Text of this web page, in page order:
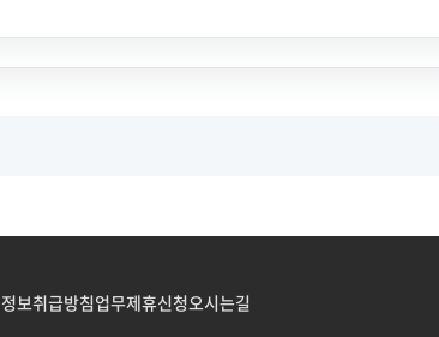
보취급방침업무제휴신청오시는길